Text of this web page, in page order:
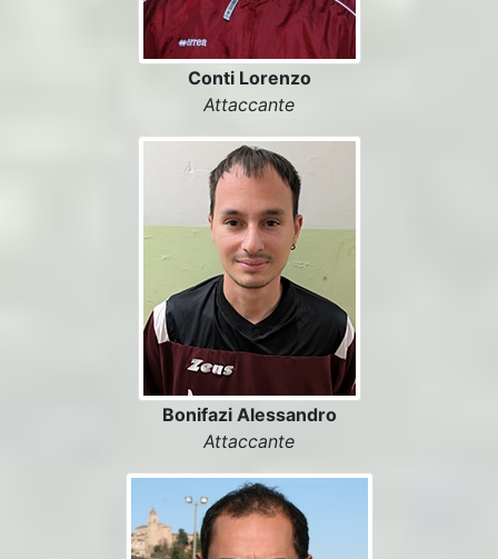
Conti Lorenzo
Attaccante
Bonifazi Alessandro
Attaccante